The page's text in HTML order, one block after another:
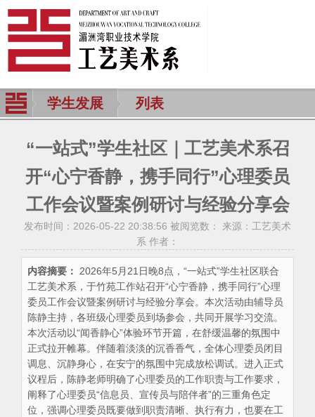
学生发展 列表
“一站式”学生社区｜工艺美术系召
开“心宁香静，携手同行”心理委员
工作会议暨案例研讨与经验分享会
发布时间：2026-05-22 20:38:56 被阅览数：
来源：工艺美术
系 作者：
内容摘要：
2026年5月21日晚8点，“一站式”学生社区联合
工艺美术系，于竹苑工作站召开“心宁香静，携手同行”心理
委员工作会议暨案例研讨与经验分享会。本次活动由辅导员
陈静主持，各班级心理委员到场参会，共同开展学习交流。
本次活动以“闻香静心”体验环节开篇，在舒缓温馨的氛围中
正式拉开帷幕。伴随着淡淡的沉香香气，全体心理委员闭目
调息、沉静身心，在安宁的氛围中完成放松调试。进入正式
议程后，陈静老师明确了心理委员的工作职责与工作要求，
阐释了心理委员“信息员、宣传员与陪伴者”的三重角色定
位，强调心理委员既要做到职责清晰、执行有力，也要在工